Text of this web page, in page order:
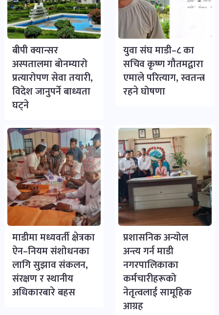
बीपी क्यान्सर
अस्पतालमा बोनम्यारो
प्रत्यारोपण सेवा तयारी,
विदेश जानुपर्ने बाध्यता
घट्ने
युवा संघ माडी–८ का
सचिव कृष्ण गौतमद्वारा
एमाले परित्याग, स्वतन्त्र
रहने घोषणा
माडीमा मध्यवर्ती क्षेत्रका
ऐन–नियम संशोधनका
लागि सुझाव संकलन,
संरक्षण र स्थानीय
अधिकारबारे बहस
प्रशासनिक अन्योल
अन्त्य गर्न माडी
नगरपालिकाका
कर्मचारीहरूको
नेतृत्वलाई सामूहिक
आग्रह